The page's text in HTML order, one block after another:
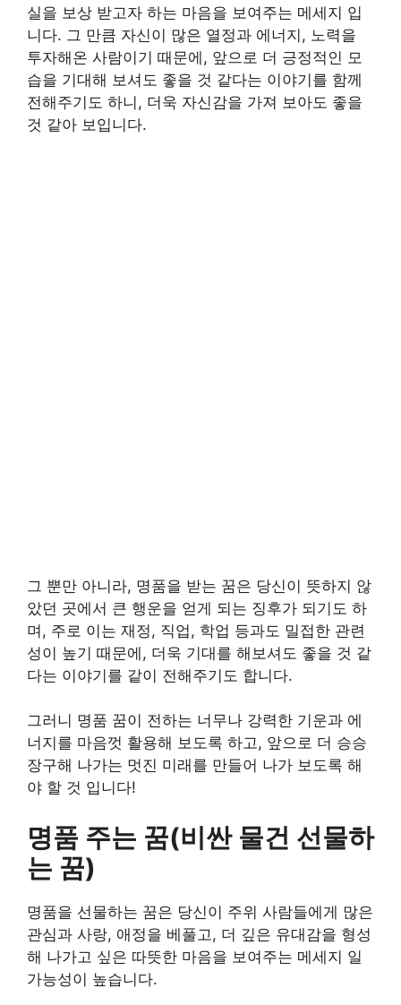
실을 보상 받고자 하는 마음을 보여주는 메세지 입
니다. 그 만큼 자신이 많은 열정과 에너지, 노력을
투자해온 사람이기 때문에, 앞으로 더 긍정적인 모
습을 기대해 보셔도 좋을 것 같다는 이야기를 함께
전해주기도 하니, 더욱 자신감을 가져 보아도 좋을
것 같아 보입니다.
그 뿐만 아니라, 명품을 받는 꿈은 당신이 뜻하지 않
았던 곳에서 큰 행운을 얻게 되는 징후가 되기도 하
며, 주로 이는 재정, 직업, 학업 등과도 밀접한 관련
성이 높기 때문에, 더욱 기대를 해보셔도 좋을 것 같
다는 이야기를 같이 전해주기도 합니다.
그러니 명품 꿈이 전하는 너무나 강력한 기운과 에
너지를 마음껏 활용해 보도록 하고, 앞으로 더 승승
장구해 나가는 멋진 미래를 만들어 나가 보도록 해
야 할 것 입니다!
명품 주는 꿈(비싼 물건 선물하
는 꿈)
명품을 선물하는 꿈은 당신이 주위 사람들에게 많은
관심과 사랑, 애정을 베풀고, 더 깊은 유대감을 형성
해 나가고 싶은 따뜻한 마음을 보여주는 메세지 일
가능성이 높습니다.